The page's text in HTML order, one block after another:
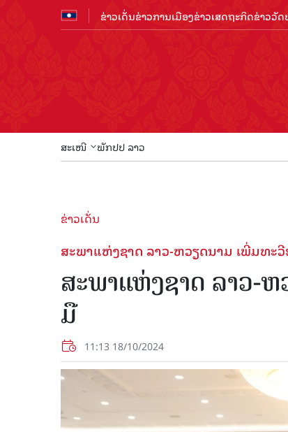
ຂ່າວເດັ່ນຂ່າວການເມືອງຂ່າວເສດຖະກິດຂ່າວວັ
ສະເໜີ ພັກປປ ລາວ
ຂ່າວເດັ່ນ
ສະ​ພາ​ແຫ່ງ​ຊາດ ​ລາວ-ຫວຽດ​ນາມ ເພີ່ມ​ທ
ສະ​ພາ​ແຫ່ງ​ຊາດ ​ລາວ-
ມື​
11:13 18/10/2024